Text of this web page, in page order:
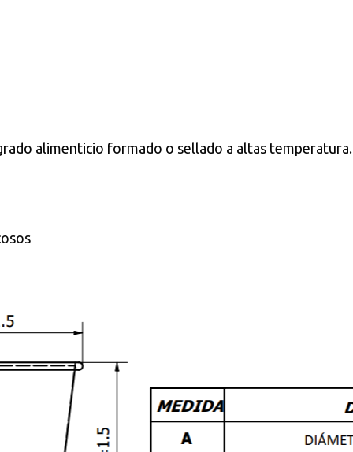
alimenticio formado o sellado a altas temperatura.